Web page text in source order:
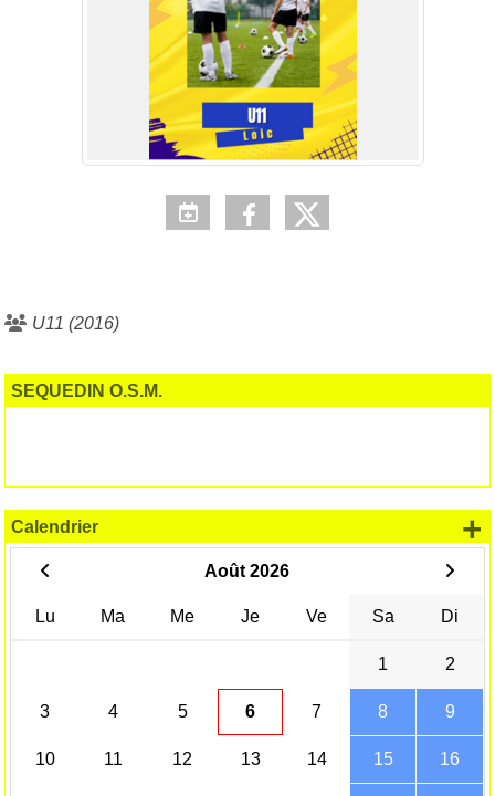
U11 (2016)
SEQUEDIN O.S.M.
Calendrier
Août 2026
Lu Ma Me Je Ve Sa Di
1 2
3 4 5 6 7 8 9
10 11 12 13 14 15 16
+